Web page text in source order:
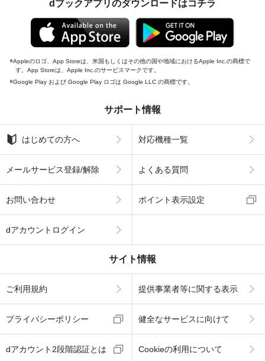
dブックアプリのダウンロードはコチラ
Appleのロゴ、App Storeは、米国もしくはその他の国や地域におけるApple Inc.の商標で
す。App Storeは、Apple Inc.のサービスマークです。
Google Play および Google Play ロゴは Google LLC の商標です。
サポート情報
はじめての方へ 対応機種一覧
メールサービス登録/解除 よくある質問
お問い合わせ ポイント表示設定
dアカウントログイン
サイト情報
ご利用規約 提供事業者等に関する表示
プライバシーポリシー 健全なサービスに向けて
dアカウント2段階認証とは Cookieの利用について